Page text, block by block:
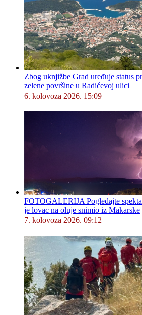
Zbog uknjižbe Grad uređuje status
zelene površine u Radićevoj ulici
6. kolovoza 2026. 15:09
FOTOGALERIJA Pogledajte
je lovac na oluje snimio iz Makarske
7. kolovoza 2026. 09:12